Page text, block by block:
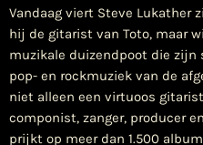
Vandaag viert Steve Lukather
hij de gitarist van Toto, maar
muzikale duizendpoot die
pop- en rockmuziek van de
niet alleen een virtuoos
componist, zanger, producer
prijkt op meer dan 1.500